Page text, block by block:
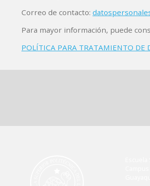
Correo de contacto:
Para mayor información, puede
POLÍTICA PARA TRATAMIENTO DE